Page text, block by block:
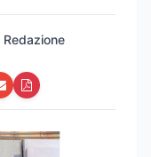
Redazione